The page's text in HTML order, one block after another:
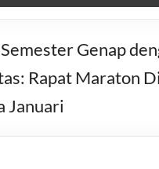
Genap
Rapat Maraton
Januari